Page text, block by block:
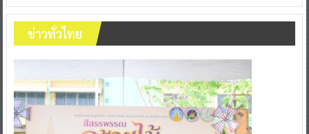
ข่าวทั่วไทย